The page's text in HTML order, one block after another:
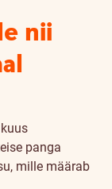
nii
panga
mille määrab